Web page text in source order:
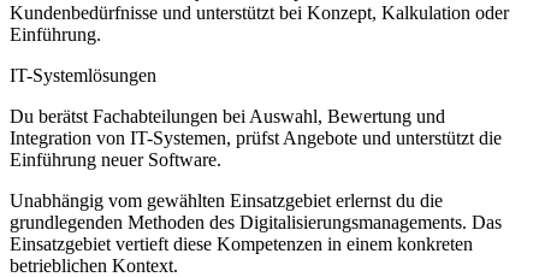
Kundenbedürfnisse und unterstützt bei Konzept, Kalkulation oder
Einführung.
IT-Systemlösungen
Du berätst Fachabteilungen bei Auswahl, Bewertung und
Integration von IT-Systemen, prüfst Angebote und unterstützt die
Einführung neuer Software.
Unabhängig vom gewählten Einsatzgebiet erlernst du die
grundlegenden Methoden des Digitalisierungsmanagements. Das
Einsatzgebiet vertieft diese Kompetenzen in einem konkreten
betrieblichen Kontext.